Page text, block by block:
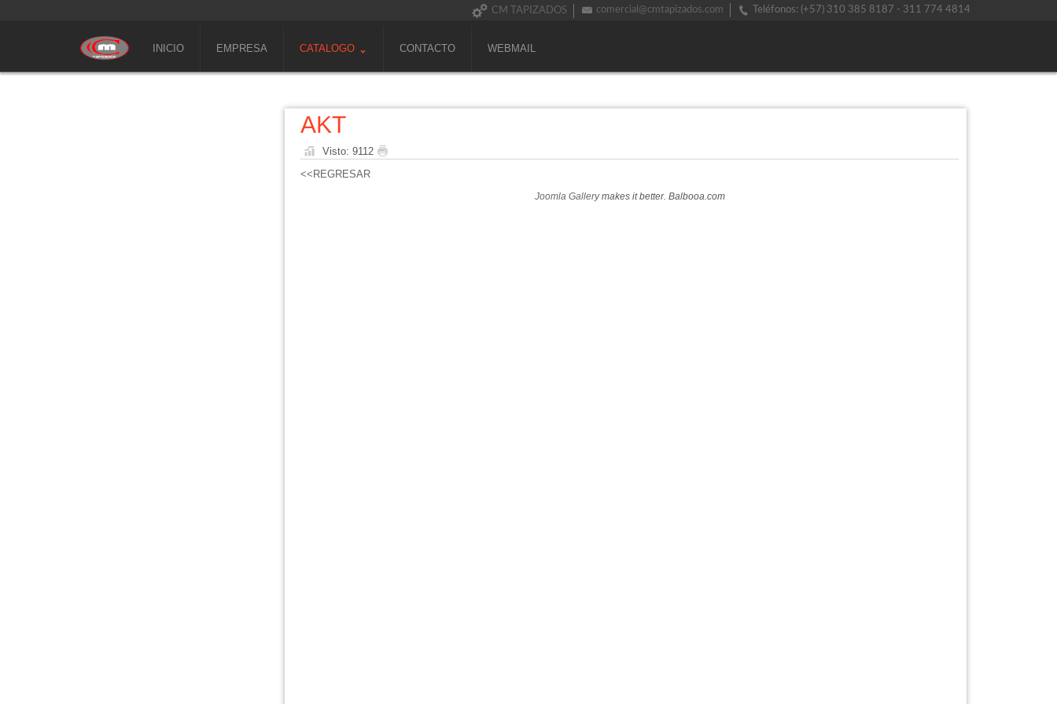
Teléfonos: (+57) 310 385 8187 - 311 774 4814
comercial@cmtapizados.com
CM TAPIZADOS
INICIO EMPRESA CATALOGO CONTACTO WEBMAIL
AKT
Visto: 9112
<<REGRESAR
Joomla Gallerymakes it better. Balbooa.com